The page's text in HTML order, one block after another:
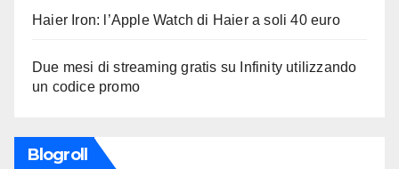
Haier Iron: l’Apple Watch di Haier a soli 40 euro
Due mesi di streaming gratis su Infinity utilizzando
un codice promo
Blogroll